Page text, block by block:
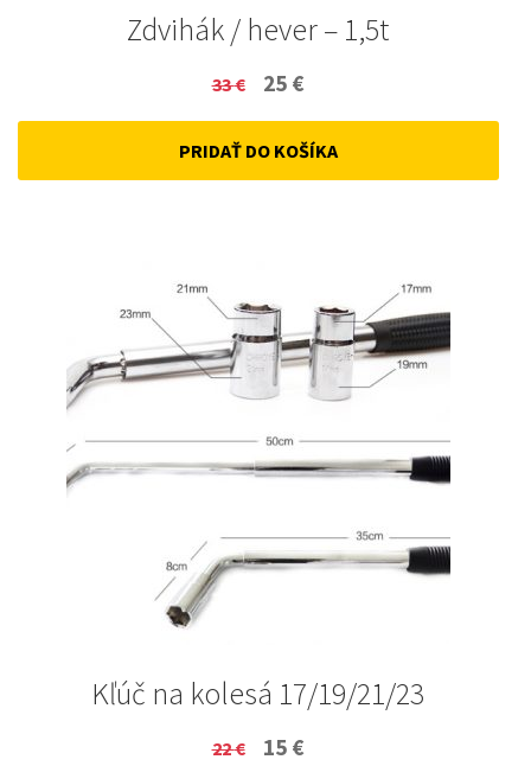
Zdvihák / hever – 1,5t
33€
Original
price
was:
25 €
price
is:
PRIDAŤ DO KOŠÍKA
Kľúč na kolesá 17/19/21/23
22€
Original
15 €